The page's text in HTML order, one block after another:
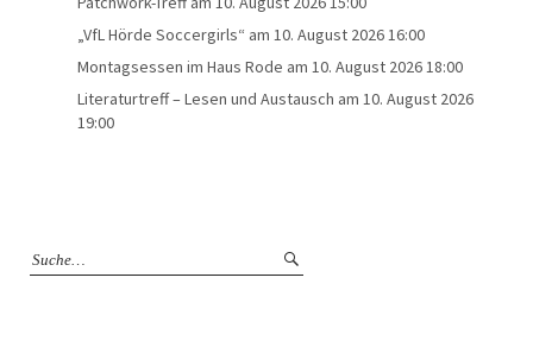
„VfL Hörde Soccergirls“ am 10. August 2026 16:00
Montagsessen im Haus Rode am 10. August 2026 18:00
Literaturtreff – Lesen und Austausch am 10. August 2026
19:00